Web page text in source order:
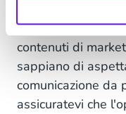
rendere la vostra
Assicuratevi
contenuti di
sappiano di
comunicazione da
assicuratevi che